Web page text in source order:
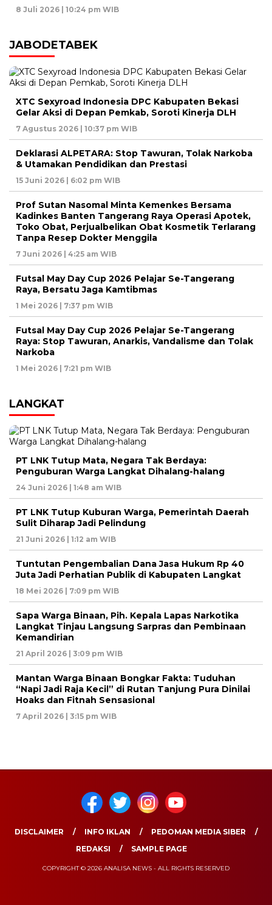
8 Juli 2026 | 10:24 pm WIB
JABODETABEK
XTC Sexyroad Indonesia DPC Kabupaten Bekasi
Gelar Aksi di Depan Pemkab, Soroti Kinerja DLH
7 Agustus 2026 | 10:37 pm WIB
Deklarasi ALPETARA: Stop Tawuran, Tolak Narkoba
& Utamakan Pendidikan dan Prestasi
15 Juni 2026 | 6:02 pm WIB
Prof Sutan Nasomal Minta Kemenkes Bersama
Kadinkes Banten Tangerang Raya Operasi Apotek,
Toko Obat, Perjualbelikan Obat Kosmetik Terlarang
Tanpa Resep Dokter Menggila
7 Juni 2026 | 4:25 am WIB
Futsal May Day Cup 2026 Pelajar Se-Tangerang
Raya, Bersatu Jaga Kamtibmas
1 Mei 2026 | 7:37 pm WIB
Futsal May Day Cup 2026 Pelajar Se-Tangerang
Raya: Stop Tawuran, Anarkis, Vandalisme dan Tolak
Narkoba
1 Mei 2026 | 7:21 pm WIB
LANGKAT
PT LNK Tutup Mata, Negara Tak Berdaya:
Penguburan Warga Langkat Dihalang-halang
24 Juni 2026 | 1:48 am WIB
PT LNK Tutup Kuburan Warga, Pemerintah Daerah
Sulit Diharap Jadi Pelindung
21 Juni 2026 | 1:12 am WIB
Tuntutan Pengembalian Dana Jasa Hukum Rp 40
Juta Jadi Perhatian Publik di Kabupaten Langkat
18 Mei 2026 | 7:09 pm WIB
Sapa Warga Binaan, Pih. Kepala Lapas Narkotika
Langkat Tinjau Langsung Sarpras dan Pembinaan
Kemandirian
21 April 2026 | 3:09 pm WIB
Mantan Warga Binaan Bongkar Fakta: Tuduhan
“Napi Jadi Raja Kecil” di Rutan Tanjung Pura Dinilai
Hoaks dan Fitnah Sensasional
7 April 2026 | 3:15 pm WIB
DISCLAIMER INFO IKLAN
PEDOMAN MEDIA SIBER
REDAKSI
SAMPLE PAGE
COPYRIGHT © 2026 ANALISA NEWS - ALL RIGHTS RESERVED